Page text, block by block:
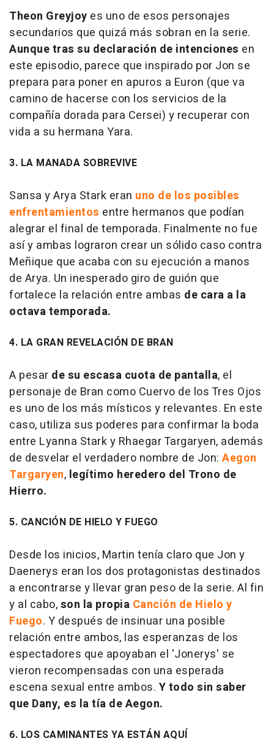
Theon Greyjoy es uno de esos personajes
secundarios que quizá más sobran en la serie.
Aunque tras su declaración de intenciones en
este episodio, parece que inspirado por Jon se
prepara para poner en apuros a Euron (que va
camino de hacerse con los servicios de la
compañía dorada para Cersei) y recuperar con
vida a su hermana Yara.
3. LA MANADA SOBREVIVE
Sansa y Arya Stark eran uno de los posibles
enfrentamientos entre hermanos que podían
alegrar el final de temporada. Finalmente no fue
así y ambas lograron crear un sólido caso contra
Meñique que acaba con su ejecución a manos
de Arya. Un inesperado giro de guión que
fortalece la relación entre ambas de cara a la
octava temporada.
4. LA GRAN REVELACIÓN DE BRAN
A pesar de su escasa cuota de pantalla, el
personaje de Bran como Cuervo de los Tres Ojos
es uno de los más místicos y relevantes. En este
caso, utiliza sus poderes para confirmar la boda
entre Lyanna Stark y Rhaegar Targaryen, además
de desvelar el verdadero nombre de Jon: Aegon
Targaryen, legítimo heredero del Trono de
Hierro.
5. CANCIÓN DE HIELO Y FUEGO
Desde los inicios, Martin tenía claro que Jon y
Daenerys eran los dos protagonistas destinados
a encontrarse y llevar gran peso de la serie. Al fin
y al cabo,son la propia Canción de Hielo y
Fuego. Y después de insinuar una posible
relación entre ambos, las esperanzas de los
espectadores que apoyaban el 'Jonerys' se
vieron recompensadas con una esperada
escena sexual entre ambos. Y todo sin saber
que Dany, es la tía de Aegon.
6. LOS CAMINANTES YA ESTÁN AQUÍ